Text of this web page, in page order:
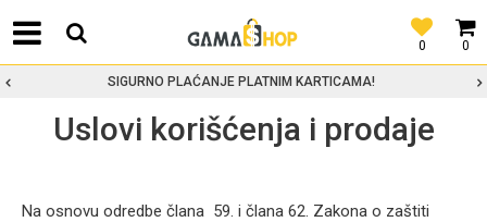
0
0
KARTICAMA! MOGUĆNOST
Uslovi korišćenja i prodaje
Na osnovu odredbe člana 59. i člana 62. Zakona o zaštiti